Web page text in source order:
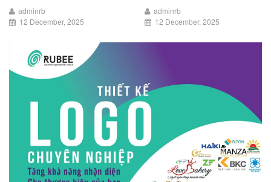
adminrb
12 December, 2025
adminrb
12 December, 2025